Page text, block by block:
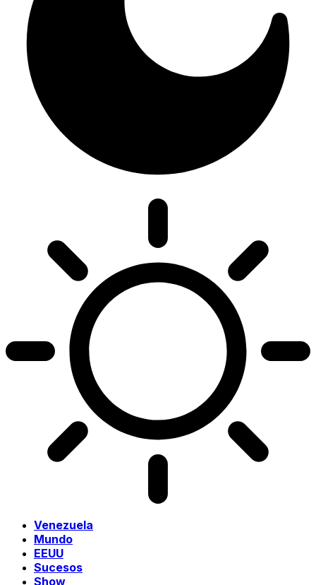
Venezuela
Mundo
EEUU
Sucesos
Show